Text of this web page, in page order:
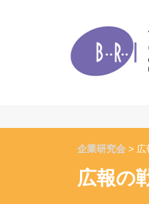
企業研究会 > 広
広報の